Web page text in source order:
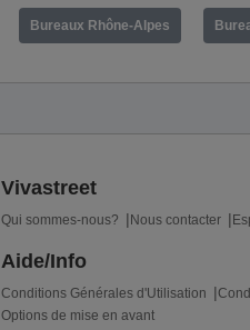
Bureaux Rhône-Alpes
Vivastreet
Qui sommes-nous? Nous contacter
Aide/Info
Conditions Générales d'Utilisation
Options de mise en avant